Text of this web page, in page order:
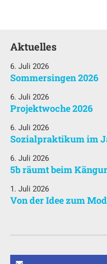
Aktuelles
6. Juli 2026
Sommersingen 2026
6. Juli 2026
Projektwoche 2026
6. Juli 2026
Sozialpraktikum im
6. Juli 2026
5b räumt beim
1. Juli 2026
Von der Idee zum